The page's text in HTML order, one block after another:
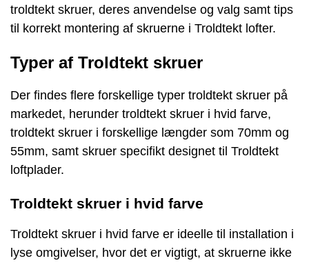
troldtekt skruer, deres anvendelse og valg samt tips
til korrekt montering af skruerne i Troldtekt lofter.
Typer af Troldtekt skruer
Der findes flere forskellige typer troldtekt skruer på
markedet, herunder troldtekt skruer i hvid farve,
troldtekt skruer i forskellige længder som 70mm og
55mm, samt skruer specifikt designet til Troldtekt
loftplader.
Troldtekt skruer i hvid farve
Troldtekt skruer i hvid farve er ideelle til installation i
lyse omgivelser, hvor det er vigtigt, at skruerne ikke